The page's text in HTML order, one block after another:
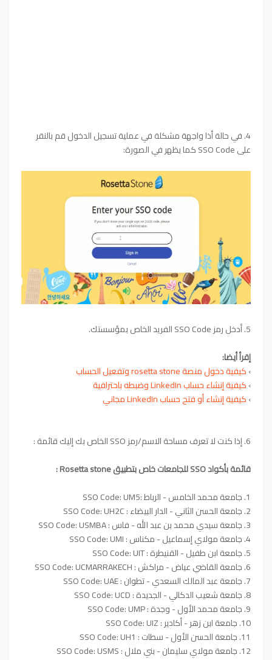
4. في حالة أذا واجهة مشكلة في عملية تسجيل الدخول قم بالنقر
على
SSOCode كما يظهر في الصورة :
5. أدخل رمز SSO Code
الفريد الخاص بمؤسستك.
إقرأ أيضا:
›كيفية دخول منصة rosetta stone وتفعيل الحساب
›كيفية إنشاء حساب LinkedIn وضبطه باحترافية
›كيفية إنشاء أو فتح حساب LinkedIn مجاني
6. إذا كنت لا تعرف مساحة الاسم/رمز SSO الخاص بك إليك قائمة :
قائمة بأكواد SSO للجامعات خاص بتطبيق Rosetta stone :
1. جامعة محمد الخامس - الرباط :SSO Code: UM5
2. جامعة الحسن الثاني - الدار البيضاء : SSO Code: UH2C
3. جامعة سيدي محمد بن عبد الله - فاس : SSO Code: USMBA
4. جامعة مولاي إسماعيل - مكناس : SSO Code: UMI
5. جامعة ابن طفيل - القنيطرة : SSO Code: UIT
6. جامعة القاضي عياض - مراكش : SSO Code: UCMARRAKECH
7. جامعة عبد المالك السعدي - تطوان : SSO Code: UAE
8. جامعة شعيب الدكالي - الجديدة : SSO Code: UCD
9. جامعة محمد الأول - وجدة : SSO Code: UMP
10. جامعة ابن زهر - أكادير : SSO Code: UIZ
11. جامعة الحسن الأول - سطات : SSO Code: UH1
12. جامعة مولاي سليمان - بني ملال : SSO Code: USMS